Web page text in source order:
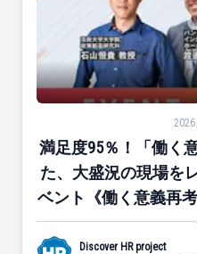
満足度95％！「働く意
満足度95％！「働く
た、大盛況の現場を
ベント《働く意義再
える「社員が仕事に
Discover HR project